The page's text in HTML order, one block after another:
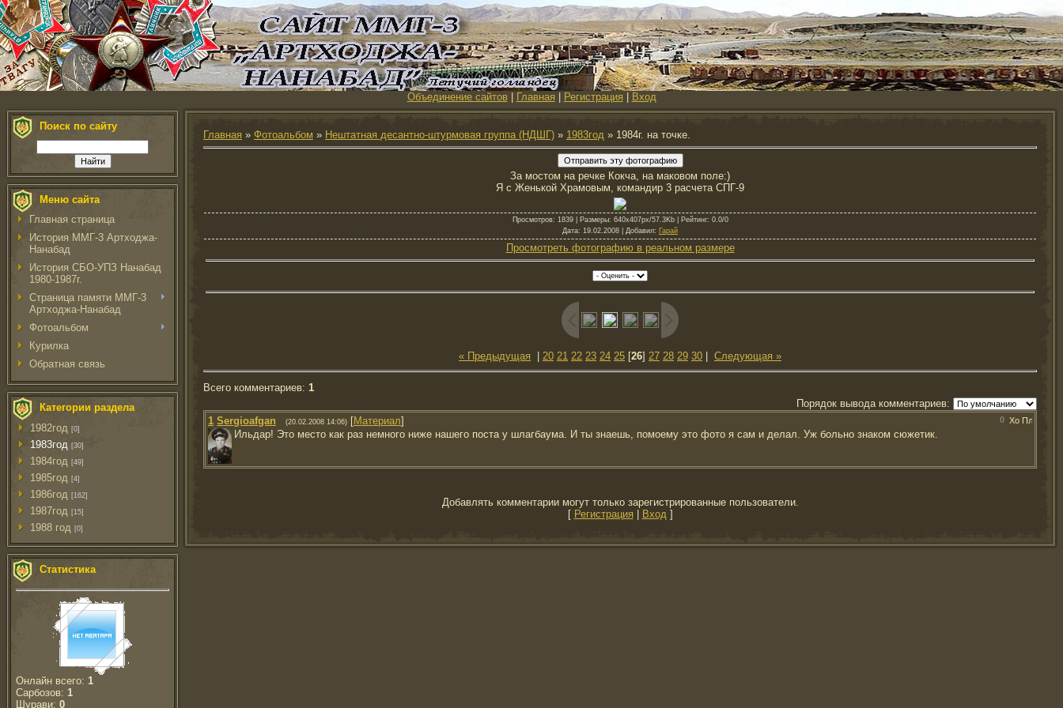
Объединение сайтов| Главная Регистрация Вход
Поиск по сайту
Меню сайта
Главная страница
История ММГ-3 Артходжа-
Нанабад
История СБО-УПЗ Нанабад
1980-1987г.
Страница памяти ММГ-3
Артходжа-Нанабад
Фотоальбом
Курилка
Обратная связь
Категории раздела
1982год [0]
1983год [30]
1984год [49]
1985год [4]
1986год [162]
1987год [15]
1988 год [0]
Статистика
Онлайн всего: 1
Сарбозов: 1
Шурави: 0
Главная » Фотоальбом » Нештатная десантно-штурмовая группа (НДШГ) » 1983год » 1984г. на точке.
За мостом на речке Кокча, на маковом поле:)
Я с Женькой Храмовым, командир 3 расчета СПГ-9
Просмотров: 1839 | Размеры: 640x407px/57.3Kb | Рейтинг: 0.0/0
Дата: 19.02.2008 | Добавил: Гарай
Просмотреть фотографию в реальном размере
« Предыдущая 20 21 22 23 24 25 [26] 27 28 29 30 Следующая »
Всего комментариев: 1
Порядок вывода комментариев:
0
1 Sergioafgan (20.02.2008 14:06) [Материал]
Ильдар! Это место как раз немного ниже нашего поста у шлагбаума. И ты знаешь, помоему это фото я сам и делал. Уж больно знаком сюжетик.
Добавлять комментарии могут только зарегистрированные пользователи.
[ Регистрация | Вход ]